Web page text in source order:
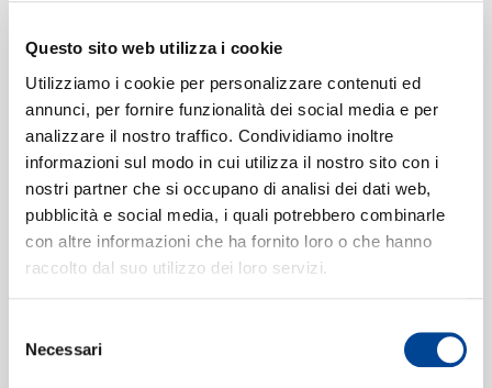
Questo sito web utilizza i cookie
Utilizziamo i cookie per personalizzare contenuti ed
annunci, per fornire funzionalità dei social media e per
analizzare il nostro traffico. Condividiamo inoltre
informazioni sul modo in cui utilizza il nostro sito con i
nostri partner che si occupano di analisi dei dati web,
pubblicità e social media, i quali potrebbero combinarle
con altre informazioni che ha fornito loro o che hanno
raccolto dal suo utilizzo dei loro servizi.
delNecessari
1 Cuore
03:03
CLAVDIO
Formati disponibili:
UPC:00602577276552
CHI SIAMO
CONTATTI
NEWSLETTER